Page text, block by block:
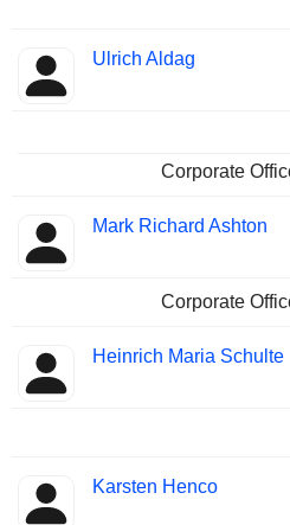
Ulrich Aldag
Corporate
Mark Richard Ashton
Corporate
Heinrich Maria Schulte
Karsten Henco